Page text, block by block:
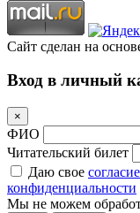
Сайт сделан на
Вход в личный
×
ФИО
Читательский билет
Даю свое
конфиденциальности
Мы не можем